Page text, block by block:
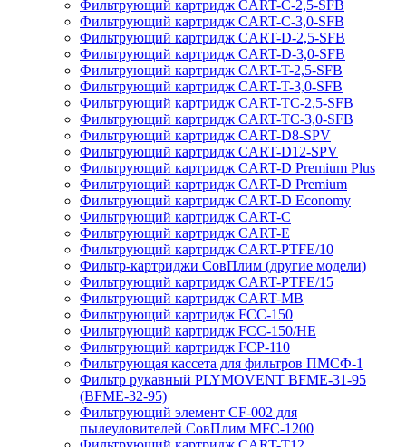
Фильтрующий картридж CART-C-2,5-SFB
Фильтрующий картридж CART-C-3,0-SFB
Фильтрующий картридж CART-D-2,5-SFB
Фильтрующий картридж CART-D-3,0-SFB
Фильтрующий картридж CART-T-2,5-SFB
Фильтрующий картридж CART-T-3,0-SFB
Фильтрующий картридж CART-TC-2,5-SFB
Фильтрующий картридж CART-TC-3,0-SFB
Фильтрующий картридж CART-D8-SPV
Фильтрующий картридж CART-D12-SPV
Фильтрующий картридж CART-D Premium Plus
Фильтрующий картридж CART-D Premium
Фильтрующий картридж CART-D Economy
Фильтрующий картридж CART-C
Фильтрующий картридж CART-E
Фильтрующий картридж CART-PTFE/10
Фильтр-картриджи СовПлим (другие модели)
Фильтрующий картридж CART-PTFE/15
Фильтрующий картридж CART-MB
Фильтрующий картридж FCC-150
Фильтрующий картридж FCC-150/HE
Фильтрующий картридж FCP-110
Фильтрующая кассета для фильтров ПМСФ-1
Фильтр рукавный PLYMOVENT BFME-31-95
(BFME-32-95)
Фильтрующий элемент CF-002 для
пылеуловителей СовПлим MFC-1200